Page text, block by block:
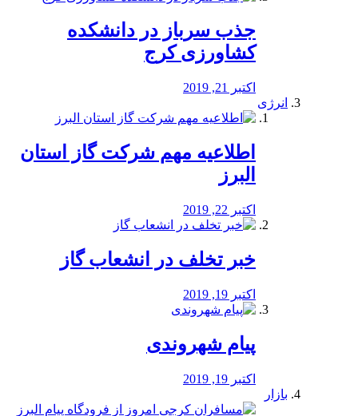
جذب سرباز در دانشکده
کشاورزی کرج
اکتبر 21, 2019
انرژی
️اطلاعیه مهم شرکت گاز استان
البرز
اکتبر 22, 2019
خبر تخلف در انشعاب گاز
اکتبر 19, 2019
پیام شهروندی
اکتبر 19, 2019
بازار